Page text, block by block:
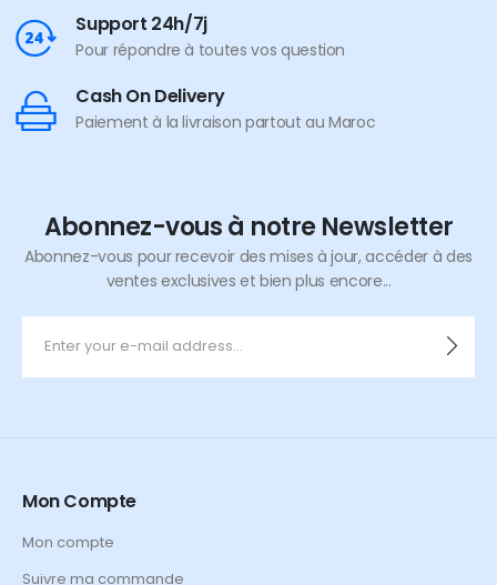
Support 24h/7j
Pour répondre à toutes vos question
Cash On Delivery
Paiement à la livraison partout au Maroc
Abonnez-vous à notre Newsletter
Abonnez-vous pour recevoir des mises à jour, accéder à des
ventes exclusives et bien plus encore...
Mon Compte
Mon compte
Suivre ma commande